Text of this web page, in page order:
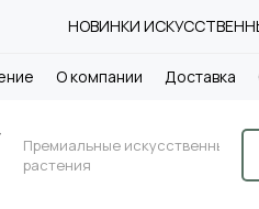
НОВИНКИ
О компании Доставка
Премиальные искусственные
растения